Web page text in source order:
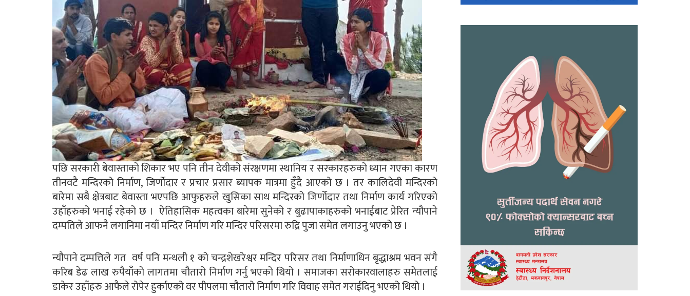
पछि सरकारी बेवास्ताको शिकार भए पनि तीन देवीको संरक्षणमा स्थानिय र सरकारहरुको ध्यान गएका कारण
तीनवटै मन्दिरको निर्माण, जिर्णाेदार र प्रचार प्रसार ब्यापक मात्रमा हुँदै आएको छ । तर कालिदेवी मन्दिरको
बारेमा सबै क्षेत्रबाट बेवास्ता भएपछि आफुहरुले खुसिका साथ मन्दिरको जिर्णाेदार तथा निर्माण कार्य गरिएको
उहाँहरुको भनाई रहेको छ । ऐतिहासिक महत्वका बारेमा सुनेको र बुढापाकाहरुको भनाईबाट प्रेरित न्यौपाने
दम्पतिले आफनै लगानिमा नयाँ मन्दिर निर्माण गरि मन्दिर परिसरमा रुद्रि पुजा समेत लगाउनु भएको छ ।
न्यौपाने दम्पत्तिले गत वर्ष पनि मन्थली १ को चन्द्रशेखरेश्वर मन्दिर परिसर तथा निर्माणाधिन बृद्धाश्रम भवन संगै
करिब डेढ लाख रुपैयाँको लागतमा चौतारो निर्माण गर्नु भएको थियो । समाजका सरोकारवालाहरु समेतलाई
डाकेर उहाँहरु आफैले रोपेर हुर्काएको वर पीपलमा चौतारो निर्माण गरि विवाह समेत गराईदिनु भएको थियो ।